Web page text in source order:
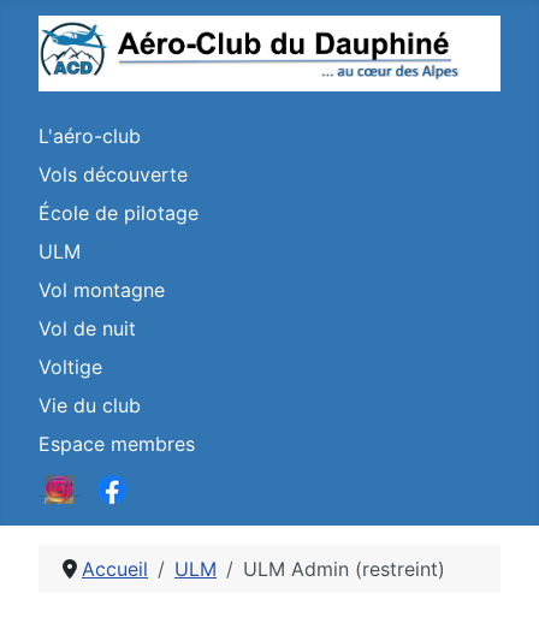
L'aéro-club
Vols découverte
École de pilotage
ULM
Vol montagne
Vol de nuit
Voltige
Vie du club
Espace membres
Accueil ULM ULM Admin (restreint)